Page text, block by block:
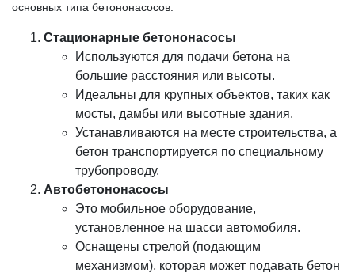
основных типа бетононасосов:
Стационарные бетононасосы
Используются для подачи бетона на
большие расстояния или высоты.
Идеальны для крупных объектов, таких как
мосты, дамбы или высотные здания.
Устанавливаются на месте строительства, а
бетон транспортируется по специальному
трубопроводу.
Автобетононасосы
Это мобильное оборудование,
установленное на шасси автомобиля.
Оснащены стрелой (подающим
механизмом), которая может подавать бетон